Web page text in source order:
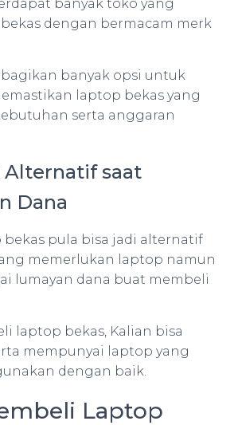
banyak toko yang
dengan bermacam merk
banyak opsi untuk
laptop bekas yang
serta anggaran
Alternatif saat
Dana
pula bisa jadi alternatif
memerlukan laptop namun
lumayan dana buat membeli
laptop bekas, Kalian bisa
mempunyai laptop yang
dengan baik.
Laptop